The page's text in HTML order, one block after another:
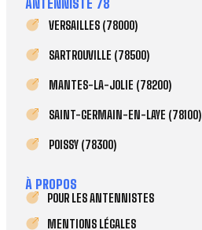
ANTENNISTE 78
VERSAILLES (78000)
SARTROUVILLE (78500)
MANTES-LA-JOLIE (78200)
SAINT-GERMAIN-EN-LAYE (78100)
POISSY (78300)
À PROPOS
POUR LES ANTENNISTES
MENTIONS LÉGALES